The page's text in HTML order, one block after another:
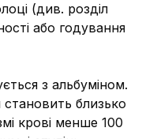
(див. розділ
або годування
з альбуміном.
становить близько
крові менше 100